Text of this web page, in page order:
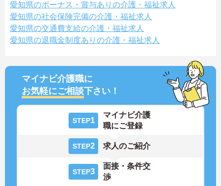
愛知県のボーナス・賞与ありの介護・福祉求人
愛知県の社会保険完備の介護・福祉求人
愛知県の交通費支給の介護・福祉求人
愛知県の退職金制度ありの介護・福祉求人
マイナビ介護職に
お気軽にご相談下さい！
STEP1
マイナビ介護
職にご登録
STEP2 求人のご紹介
STEP3
面接・条件交
渉